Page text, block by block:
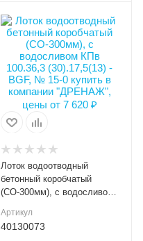
1000
Высота внешняя (мм)
175
Ширина внешняя (мм)
363
Ширина внутренняя
DN300
130
Класс нагрузки
C250
Материал лотка и
решетки
Лоток водоотводный
бетонный коробчатый
(СО-300мм), с водосливом
BGF, № 15-0
Артикул
40130073